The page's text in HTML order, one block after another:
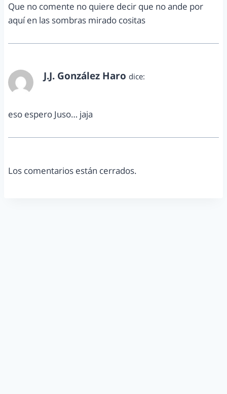
Que no comente no quiere decir que no ande por
aquí en las sombras mirado cositas
J.J. González Haro dice:
eso espero Juso… jaja
Los comentarios están cerrados.